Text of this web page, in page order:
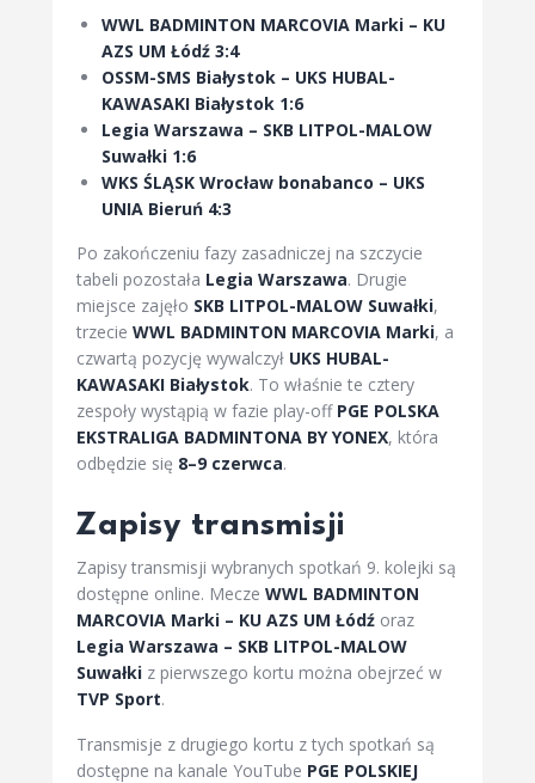
WWL BADMINTON MARCOVIA Marki – KU
AZS UM Łódź 3:4
OSSM-SMS Białystok – UKS HUBAL-
KAWASAKI Białystok 1:6
Legia Warszawa – SKB LITPOL-MALOW
Suwałki 1:6
WKS ŚLĄSK Wrocław bonabanco – UKS
UNIA Bieruń 4:3
Po zakończeniu fazy zasadniczej na szczycie
tabeli pozostała Legia Warszawa. Drugie
miejsce zajęło SKB LITPOL-MALOW Suwałki,
trzecie WWL BADMINTON MARCOVIA Marki, a
czwartą pozycję wywalczył UKS HUBAL-
KAWASAKI Białystok. To właśnie te cztery
zespoły wystąpią w fazie play-off PGE POLSKA
EKSTRALIGA BADMINTONA BY YONEX, która
odbędzie się 8–9 czerwca.
Zapisy transmisji
Zapisy transmisji wybranych spotkań 9. kolejki są
dostępne online. Mecze WWL BADMINTON
MARCOVIA Marki – KU AZS UM Łódź oraz
Legia Warszawa – SKB LITPOL-MALOW
Suwałki z pierwszego kortu można obejrzeć w
TVP Sport.
Transmisje z drugiego kortu z tych spotkań są
dostępne na kanale YouTube PGE POLSKIEJ